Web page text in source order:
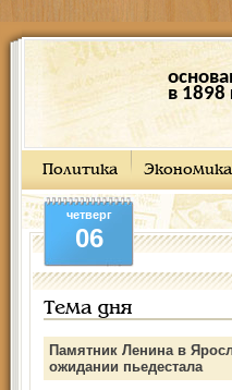
в 1898
Политика Экономика
четверг
06
Тема дня
Памятник Ленина в
ожидании пьедестала